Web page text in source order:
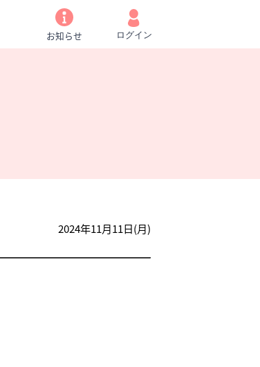
お知らせ ログイン
2024年11月11日(月)